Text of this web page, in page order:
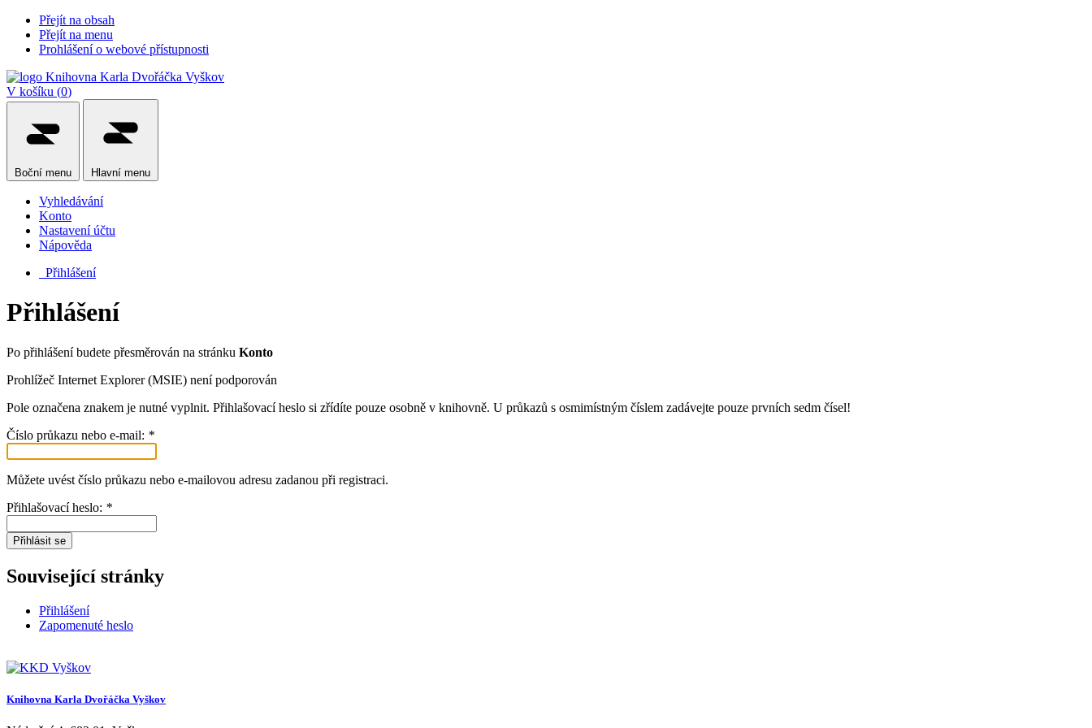
Přejít na obsah
Přejít na menu
Prohlášení o webové přístupnosti
V košíku (0)
Boční menu Hlavní menu
Vyhledávání
Konto
Nastavení účtu
Nápověda
Přihlášení
Přihlášení
Po přihlášení budete přesměrován na stránku Konto
Prohlížeč Internet Explorer (MSIE) není podporován
Pole označena znakem je nutné vyplnit. Přihlašovací heslo si zřídíte pouze osobně v knihovně. U průkazů s osmimístným číslem zadávejte pouze prvních sedm čísel!
Číslo průkazu nebo e-mail: *
Můžete uvést číslo průkazu nebo e-mailovou adresu zadanou při registraci.
Přihlašovací heslo: *
Přihlásit se
Související stránky
Přihlášení
Zapomenuté heslo
Knihovna Karla Dvořáčka Vyškov